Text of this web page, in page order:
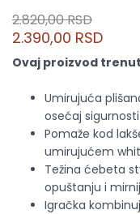
2.820,00 RSD
2.390,00 RSD
Ovaj proizvod
Umirujuća
osećaj
Pomaže kod
umirujućem
Težina ćebeta
opuštanju i
Igračka